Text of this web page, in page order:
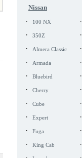
Nissan
· 100 NX ·
· 350Z ·
· Almera Classic ·
· Armada ·
· Bluebird ·
· Cherry ·
· Cube ·
· Expert ·
· Fuga ·
· King Cab ·